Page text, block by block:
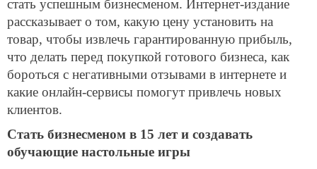
стать успешным бизнесменом. Интернет-издание
рассказывает о том, какую цену установить на
товар, чтобы извлечь гарантированную прибыль,
что делать перед покупкой готового бизнеса, как
бороться с негативными отзывами в интернете и
какие онлайн-сервисы помогут привлечь новых
клиентов.
Стать бизнесменом в 15 лет и создавать
обучающие настольные игры